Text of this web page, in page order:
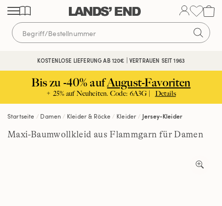
Direkt
zum
Inhalt
Direkt
zur
Navigation
Direkt
zur
Suche
KOSTENLOSE LIEFERUNG AB 120€ | VERTRAUEN SEIT 1963
Bis zu -40% aufAugust-Favoriten
+ 25% auf Neuheiten. Code: 6A3G | Details
Startseite Damen Kleider & Röcke Kleider Jersey-Kleider
Maxi-Baumwollkleid aus Flammgarn für Damen